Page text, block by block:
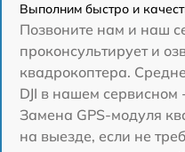
Выполним быстро и
Позвоните нам и наш
проконсультирует и
квадрокоптера.
DJI в нашем сервисном
Замена GPS-модуля
на выезде, если не